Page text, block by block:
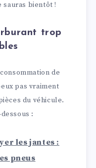
bientôt !
trop
de
pas vraiment
du véhicule.
:
les jantes :
pneus